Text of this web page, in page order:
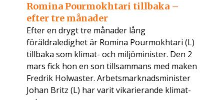
Romina Pourmokhtari tillbaka –
efter tre månader
Efter en drygt tre månader lång
föräldraledighet är Romina Pourmokhtari (L)
tillbaka som klimat- och miljöminister. Den 2
mars fick hon en son tillsammans med maken
Fredrik Holwaster. Arbetsmarknadsminister
Johan Britz (L) har varit vikarierande klimat-